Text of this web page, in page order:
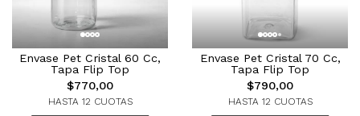
Envase Pet Cristal 60 Cc,
Tapa Flip Top
$770,00
HASTA 12 CUOTAS
Envase Pet Cristal 70 Cc,
Tapa Flip Top
$790,00
HASTA 12 CUOTAS